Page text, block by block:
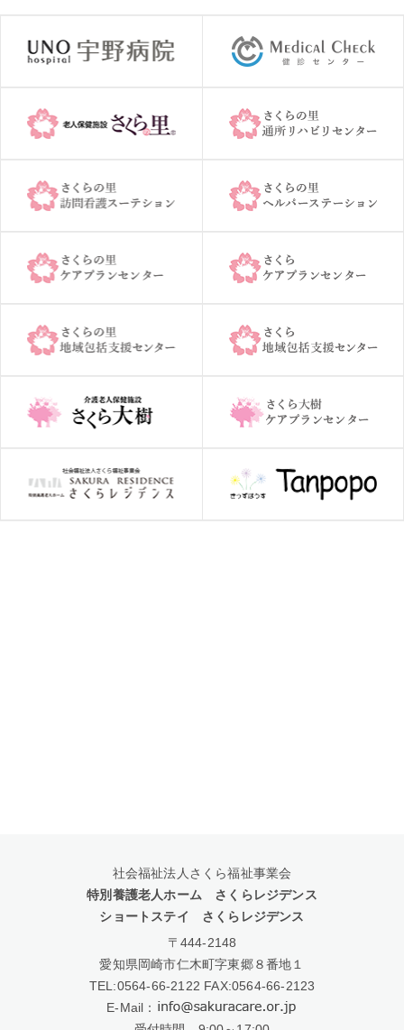
社会福祉法人さくら福祉事業会
特別養護老人ホーム さくらレジデンス
ショートステイ さくらレジデンス
〒444-2148
愛知県岡崎市仁木町字東郷８番地１
TEL:0564-66-2122 FAX:0564-66-2123
E-Mail：